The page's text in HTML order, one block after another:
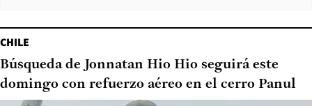
CHILE
Búsqueda de Jonnatan Hio Hio seguirá este
domingo con refuerzo aéreo en el cerro Panul